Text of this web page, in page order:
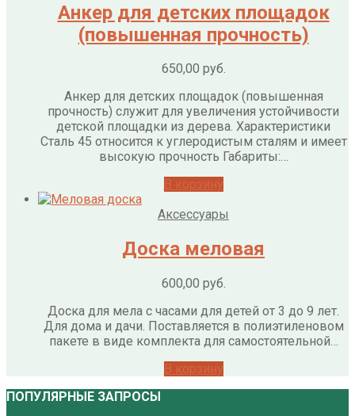
Анкер для детских площадок
(повышенная прочность)
650,00 руб.
Анкер для детских площадок (повышенная
прочность) служит для увеличения устойчивости
детской площадки из дерева. Характеристики
Сталь 45 относится к углеродистым сталям и имеет
высокую прочность Габариты:…
Аксессуары
Доска меловая
600,00 руб.
Доска для мела с часами для детей от 3 до 9 лет.
Для дома и дачи. Поставляется в полиэтиленовом
пакете в виде комплекта для самостоятельной…
ПОПУЛЯРНЫЕ ЗАПРОСЫ